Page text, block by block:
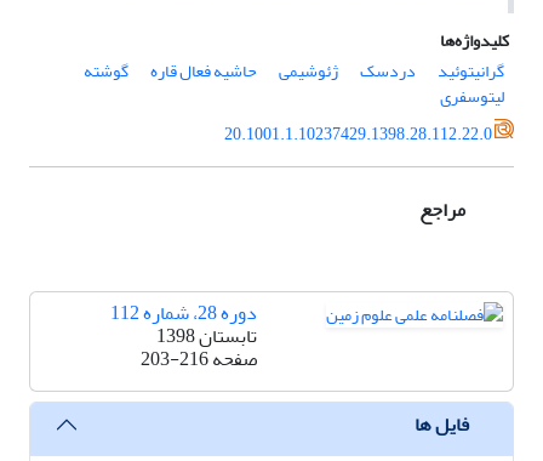
کلیدواژه‌ها
گرانیتوئید
دردسک ژئوشیمی حاشیه فعال قاره گوشته
لیتوسفری
20.1001.1.10237429.1398.28.112.22.0
مراجع
دوره 28، شماره 112
تابستان 1398
صفحه203-216
فایل ها